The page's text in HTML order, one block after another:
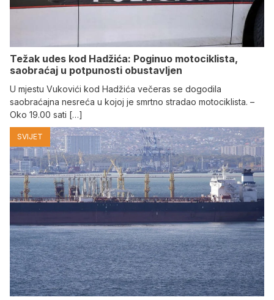
Težak udes kod Hadžića: Poginuo motociklista,
saobraćaj u potpunosti obustavljen
U mjestu Vukovići kod Hadžića večeras se dogodila
saobraćajna nesreća u kojoj je smrtno stradao motociklista. –
Oko 19.00 sati […]
SVIJET